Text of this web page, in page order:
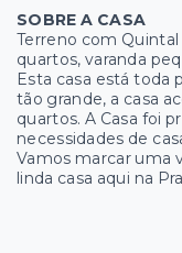
SOBRE A CASA
Terreno com
quartos, varanda
Esta casa está toda
tão grande, a casa
quartos. A Casa foi
necessidades de
Vamos marcar uma
linda casa aqui na